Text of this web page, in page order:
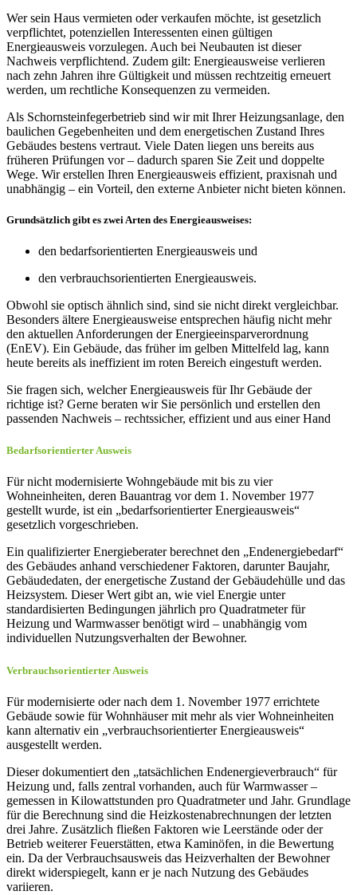
Wer sein Haus vermieten oder verkaufen möchte, ist gesetzlich
verpflichtet, potenziellen Interessenten einen gültigen
Energieausweis vorzulegen. Auch bei Neubauten ist dieser
Nachweis verpflichtend. Zudem gilt: Energieausweise verlieren
nach zehn Jahren ihre Gültigkeit und müssen rechtzeitig erneuert
werden, um rechtliche Konsequenzen zu vermeiden.
Als Schornsteinfegerbetrieb sind wir mit Ihrer Heizungsanlage, den
baulichen Gegebenheiten und dem energetischen Zustand Ihres
Gebäudes bestens vertraut. Viele Daten liegen uns bereits aus
früheren Prüfungen vor – dadurch sparen Sie Zeit und doppelte
Wege. Wir erstellen Ihren Energieausweis effizient, praxisnah und
unabhängig – ein Vorteil, den externe Anbieter nicht bieten können.
Grundsätzlich gibt es zwei Arten des Energieausweises:
den bedarfsorientierten Energieausweis und
den verbrauchsorientierten Energieausweis.
Obwohl sie optisch ähnlich sind, sind sie nicht direkt vergleichbar.
Besonders ältere Energieausweise entsprechen häufig nicht mehr
den aktuellen Anforderungen der Energieeinsparverordnung
(EnEV). Ein Gebäude, das früher im gelben Mittelfeld lag, kann
heute bereits als ineffizient im roten Bereich eingestuft werden.
Sie fragen sich, welcher Energieausweis für Ihr Gebäude der
richtige ist? Gerne beraten wir Sie persönlich und erstellen den
passenden Nachweis – rechtssicher, effizient und aus einer Hand
Bedarfsorientierter Ausweis
Für nicht modernisierte Wohngebäude mit bis zu vier
Wohneinheiten, deren Bauantrag vor dem 1. November 1977
gestellt wurde, ist ein „bedarfsorientierter Energieausweis“
gesetzlich vorgeschrieben.
Ein qualifizierter Energieberater berechnet den „Endenergiebedarf“
des Gebäudes anhand verschiedener Faktoren, darunter Baujahr,
Gebäudedaten, der energetische Zustand der Gebäudehülle und das
Heizsystem. Dieser Wert gibt an, wie viel Energie unter
standardisierten Bedingungen jährlich pro Quadratmeter für
Heizung und Warmwasser benötigt wird – unabhängig vom
individuellen Nutzungsverhalten der Bewohner.
Verbrauchsorientierter Ausweis
Für modernisierte oder nach dem 1. November 1977 errichtete
Gebäude sowie für Wohnhäuser mit mehr als vier Wohneinheiten
kann alternativ ein „verbrauchsorientierter Energieausweis“
ausgestellt werden.
Dieser dokumentiert den „tatsächlichen Endenergieverbrauch“ für
Heizung und, falls zentral vorhanden, auch für Warmwasser –
gemessen in Kilowattstunden pro Quadratmeter und Jahr. Grundlage
für die Berechnung sind die Heizkostenabrechnungen der letzten
drei Jahre. Zusätzlich fließen Faktoren wie Leerstände oder der
Betrieb weiterer Feuerstätten, etwa Kaminöfen, in die Bewertung
ein. Da der Verbrauchsausweis das Heizverhalten der Bewohner
direkt widerspiegelt, kann er je nach Nutzung des Gebäudes
variieren.